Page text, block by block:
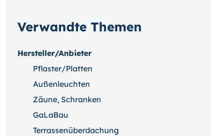
Verwandte Themen
Hersteller/Anbieter
Pflaster/Platten
Außenleuchten
Zäune, Schranken
GaLaBau
Terrassenüberdachung